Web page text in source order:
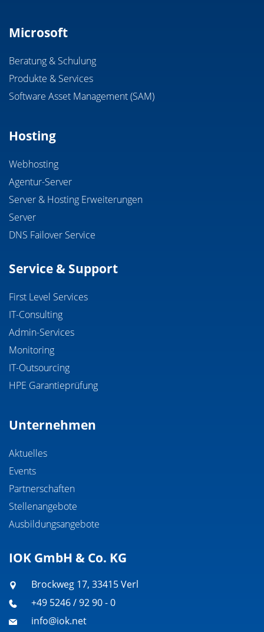
Microsoft
Beratung & Schulung
Produkte & Services
Software Asset Management (SAM)
Hosting
Webhosting
Agentur-Server
Server & Hosting Erweiterungen
Server
DNS Failover Service
Service & Support
First Level Services
IT-Consulting
Admin-Services
Monitoring
IT-Outsourcing
HPE Garantieprüfung
Unternehmen
Aktuelles
Events
Partnerschaften
Stellenangebote
Ausbildungsangebote
IOK GmbH & Co. KG
Brockweg 17, 33415 Verl
+49 5246 / 92 90 - 0
info@iok.net